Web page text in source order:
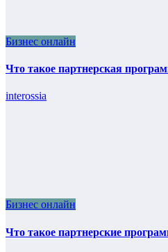
Бизнес онлайн
Что такое партнерская
interossia
Бизнес онлайн
Что такое партнерские